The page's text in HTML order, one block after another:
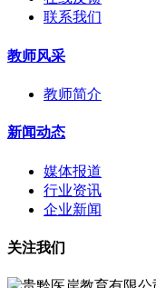
联系我们
教师风采
教师简介
新闻动态
媒体报道
行业资讯
企业新闻
关注我们